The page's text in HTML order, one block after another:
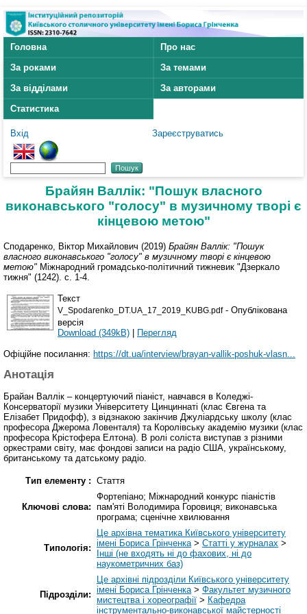
Головна
Про нас
За роками
За темами
За відділами
За авторами
Статистика
Вхід Зареєструватись
Брайян Валлік: "Пошук власного
виконавського "голосу" в музичному творі є
кінцевою метою"
Сподаренко, Віктор Михайлович (2019) Брайян Валлік: "Пошук
власного виконавського "голосу" в музичному творі є кінцевою
метою" Міжнародний громадсько-політичний тижневик "Дзеркало
тижня" (1242). с. 1-4.
Текст
V_Spodarenko_DT.UA_17_2019_KUBG.pdf- Опублікована
версія
Download (349kB) | Перегляд
Офіційне посилання: https://dt.ua/interview/brayan-vallik-poshuk-vlasn...
Анотація
Брайан Валлік – концертуючий піаніст, навчався в Коледжі-
Консерваторії музики Університету Цинциннаті (клас Євгена та
Елізабет Придофф), з відзнакою закінчив Джуліардську школу (клас
професора Джерома Ловенталя) та Королівську академію музики (клас
професора Крістофера Елтона). В ролі соліста виступав з різними
оркестрами світу, має фондові записи на радіо США, українському,
британському та датському радіо.
Тип елементу : Стаття
Ключові слова:
Фортепіано; Міжнародний конкурс піаністів
пам'яті Володимира Горовиця; виконавська
програма; сценічне хвилювання
Типологія:
Це архівна тематика Київського університету
імені Бориса Грінченка> Статті у журналах >
Інші (не входять ні до фахових, ні до
наукометричних баз)
Підрозділи:
Це архівні підрозділи Київського університету
імені Бориса Грінченка> Факультет музичного
мистецтва і хореографії > Кафедра
інструментально-виконавської майстерності